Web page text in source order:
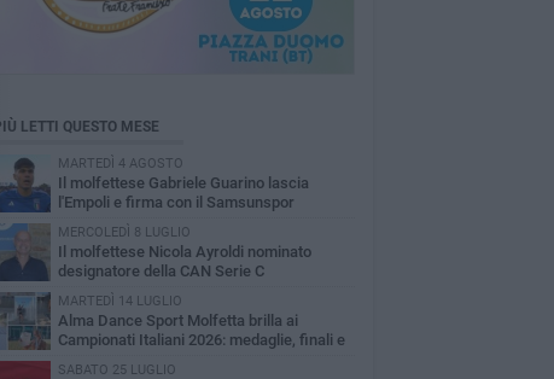
LETTI QUESTO MESE
MARTEDÌ 4 AGOSTO
Il molfettese Gabriele Guarino lascia
l'Empoli e firma con il Samsunspor
MERCOLEDÌ 8 LUGLIO
Il molfettese Nicola Ayroldi nominato
designatore della CAN Serie C
MARTEDÌ 14 LUGLIO
Alma Dance Sport Molfetta brilla ai
Campionati Italiani 2026: medaglie, finali e
di prestigio
SABATO 25 LUGLIO